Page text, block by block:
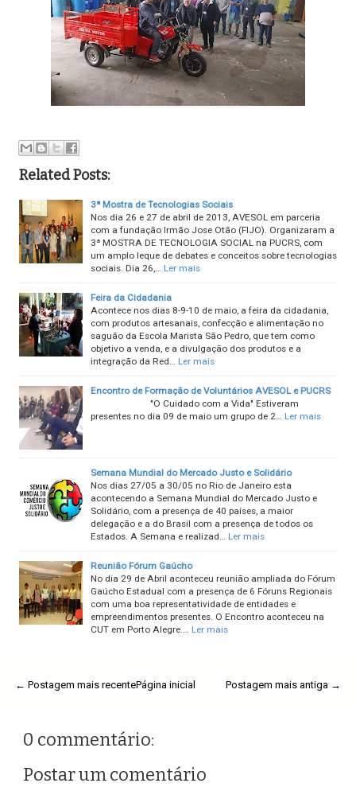
Related Posts:
3ª Mostra de Tecnologias Sociais
Nos dia 26 e 27 de abril de 2013, AVESOL em parceria
com a fundação Irmão Jose Otão (FIJO). Organizaram a
3ª MOSTRA DE TECNOLOGIA SOCIAL na PUCRS, com
um amplo leque de debates e conceitos sobre tecnologias
sociais. Dia 26,… Ler mais
Feira da Cidadania
Acontece nos dias 8-9-10 de maio, a feira da cidadania,
com produtos artesanais, confecção e alimentação no
saguão da Escola Marista São Pedro, que tem como
objetivo a venda, e a divulgação dos produtos e a
integração da Red… Ler mais
Encontro de Formação de Voluntários AVESOL e PUCRS
"O Cuidado com a Vida" Estiveram
presentes no dia 09 de maio um grupo de 2… Ler mais
Semana Mundial do Mercado Justo e Solidário
Nos dias 27/05 a 30/05 no Rio de Janeiro esta
acontecendo a Semana Mundial do Mercado Justo e
Solidário, com a presença de 40 países, a maior
delegação e a do Brasil com a presença de todos os
Estados. A Semana e realizad… Ler mais
Reunião Fórum Gaúcho
No dia 29 de Abril aconteceu reunião ampliada do Fórum
Gaúcho Estadual com a presença de 6 Fóruns Regionais
com uma boa representatividade de entidades e
empreendimentos presentes. O Encontro aconteceu na
CUT em Porto Alegre.… Ler mais
← Postagem mais recente Postagem mais antiga →
Página inicial
0 commentário:
Postar um comentário